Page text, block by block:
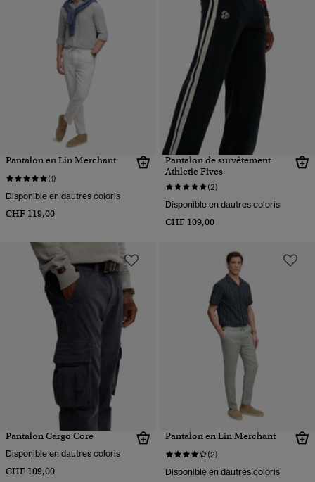
Pantalon en Lin Merchant
(1)
Disponible en dautres coloris
CHF 119,00
Pantalon de survêtement
Athletic Fives
(2)
Disponible en dautres coloris
CHF 109,00
Pantalon Cargo Core
Disponible en dautres coloris
CHF 109,00
Pantalon en Lin Merchant
(2)
Disponible en dautres coloris